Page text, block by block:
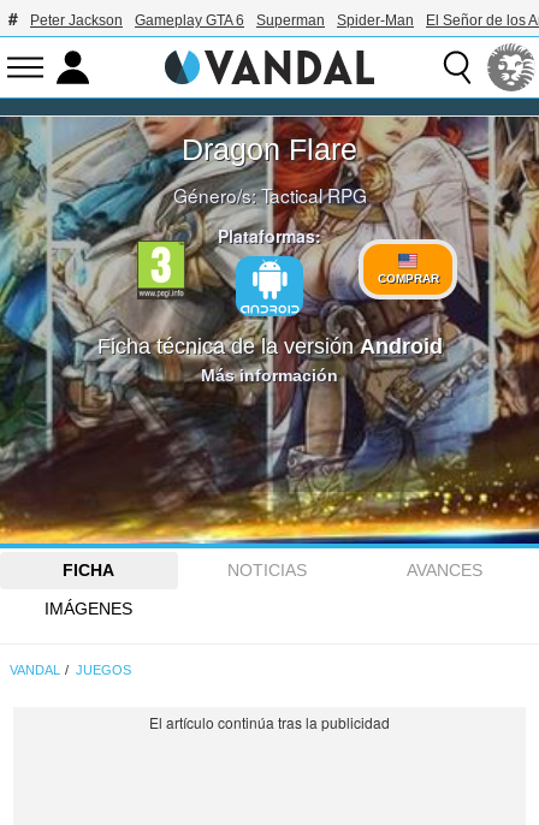
Peter Jackson Gameplay GTA 6 Superman Spider-Man El Señor de los
Dragon Flare
Género/s:Tactical RPG
Plataformas:
COMPRAR
Ficha técnica de la versiónAndroid
Más información
FICHA NOTICIAS
AVANCES
IMÁGENES
VANDAL JUEGOS